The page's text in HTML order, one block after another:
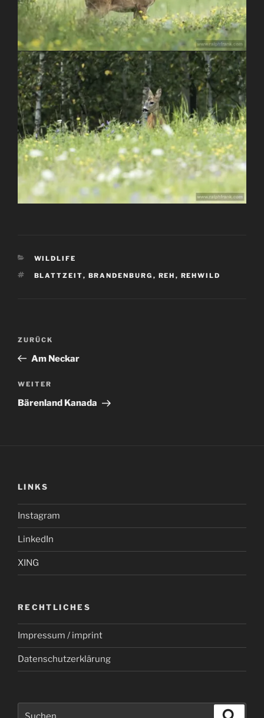
KATEGORIEN
WILDLIFE
SCHLAGWÖRTER
BLATTZEIT, BRANDENBURG , REH , REHWILD
Beitragsnavigation
Vorheriger
Beitrag
ZURÜCK
Am Neckar
Nächster
Beitrag
WEITER
Bärenland Kanada
LINKS
Instagram
LinkedIn
XING
RECHTLICHES
Impressum / imprint
Datenschutzerklärung